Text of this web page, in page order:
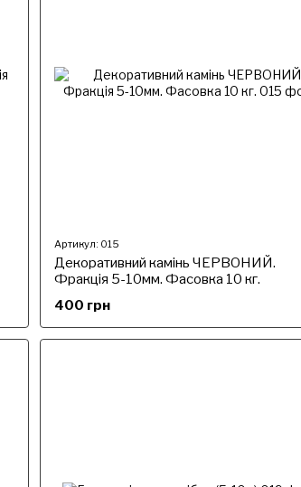
Артикул: 015
Декоративний камінь ЧЕРВОНИЙ.
Фракція 5-10мм. Фасовка 10 кг.
400 грн